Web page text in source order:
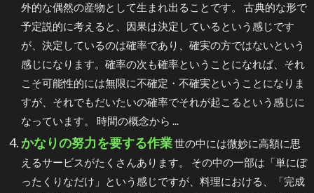
外的な偶然の産物として生まれ出ることです。 古典的な形で
予定説的に考えると、因果は決定しているという感じです
が、決定しているのは確率であり、確実の方ではないという
感じになります。確率の次も確率ということになれば、それ
こそ可能性的には無限に不確定・不確実ということになりま
すが、それでもだいたいの確率でそれが起こるという感じに
なっています。 時間の概念から ...
かなりの努力を要する作業世の中には微妙に高額に思
えるサービスがたくさんあります。 その中の一部は「単にぼ
ったくりなだけ」という感じですが、料理における、「完成